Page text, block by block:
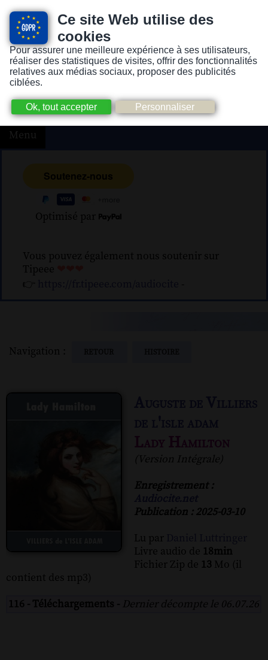
Ce site Web utilise des
cookies
Pour assurer une meilleure expérience à ses utilisateurs,
réaliser des statistiques de visites, offrir des fonctionnalités
relatives aux médias sociaux, proposer des publicités
ciblées.
Version pour personnes mal-voyantes ou non-voyantes
Menu
Optimisé par
Vous pouvez également nous soutenir sur
Tipeee
👉
-
Navigation :
Lady Hamilton
(Version Intégrale)
Enregistrement :
Publication : 2025-03-10
Lu par
Livre audio de 18min
Fichier Zip de 13 Mo (il
contient des mp3)
116 - Téléchargements - Dernier décompte le 06.07.26